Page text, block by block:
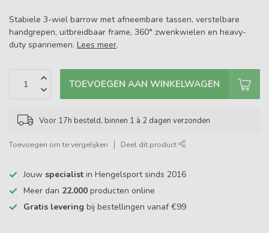
Stabiele 3-wiel barrow met afneembare tassen, verstelbare
handgrepen, uitbreidbaar frame, 360° zwenkwielen en heavy-
duty spanriemen. Lees meer.
TOEVOEGEN AAN WINKELWAGEN
Voor 17h besteld, binnen 1 à 2 dagen verzonden
Toevoegen om te vergelijken Deel dit product
Jouw specialist in Hengelsport sinds 2016
Meer dan 22.000 producten online
Gratis levering bij bestellingen vanaf €99